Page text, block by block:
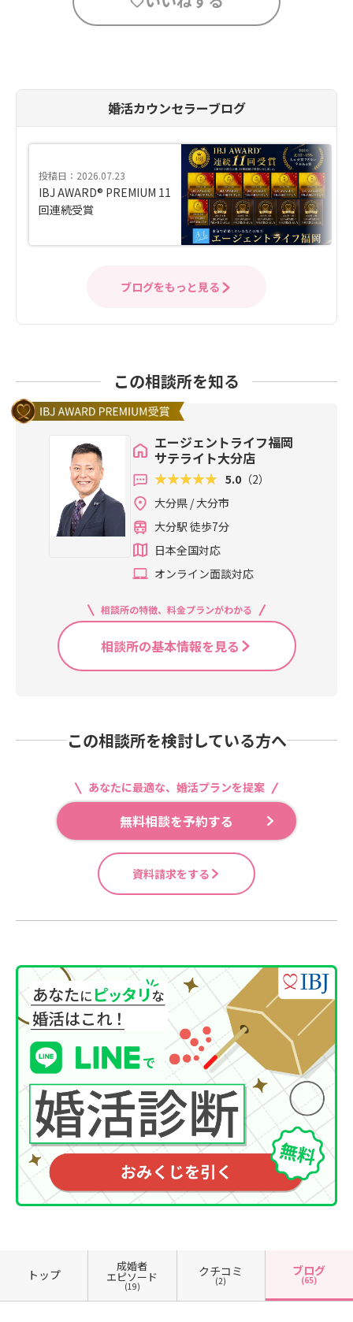
婚活カウンセラーブログ
投稿日：2026.07.23
IBJ AWARD® PREMIUM 11
回連続受賞
ブログをもっと見る
この相談所を知る
エージェントライフ福岡
サテライト大分店
5.0 （2）
大分県 / 大分市
大分駅 徒歩7分
日本全国対応
オンライン面談対応
相談所の特徴、料金プランがわかる
相談所の基本情報を見る
この相談所を検討している方へ
あなたに最適な、婚活プランを提案
無料相談を予約する
資料請求をする
トップ
成婚者
エピソード
(19)
クチコミ
(2)
ブログ
(65)